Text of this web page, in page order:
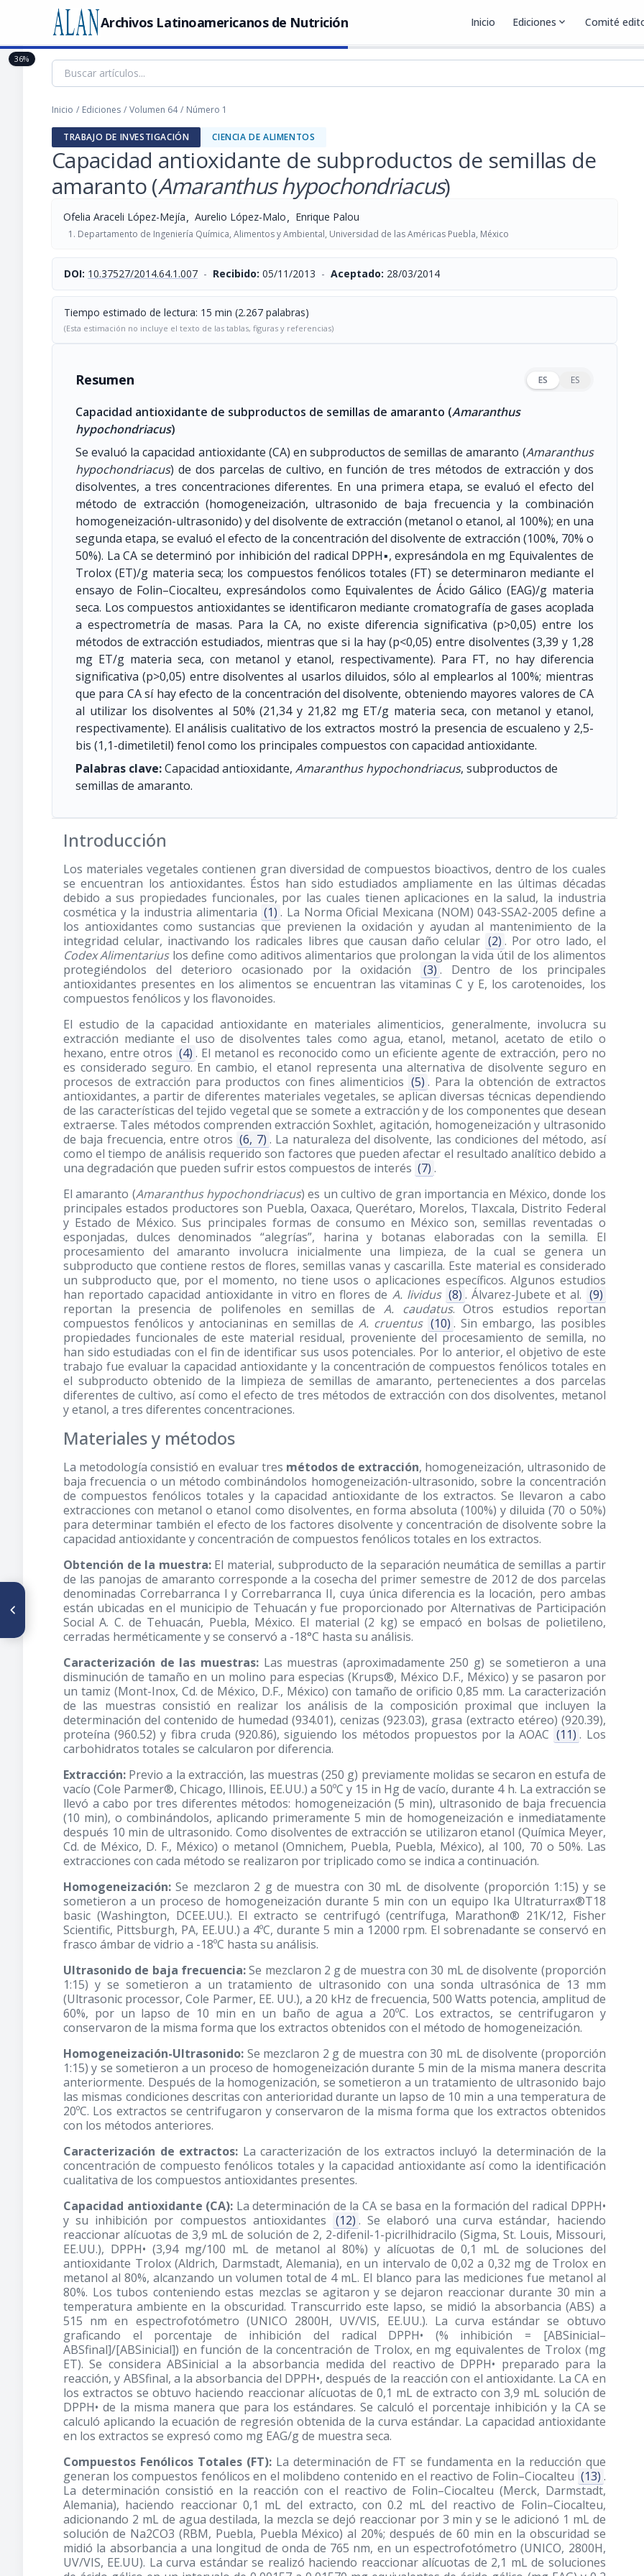
Archivos Latinoamericanos de Nutrición Inicio Ediciones expand_more Comité
Inicio / Ediciones / Volumen 64 / Número 1
TRABAJO DE INVESTIGACIÓN CIENCIA DE ALIMENTOS
Capacidad antioxidante de subproductos de semillas de
amaranto (Amaranthus hypochondriacus)
Ofelia Araceli López-Mejía, Aurelio López-Malo, Enrique Palou
Departamento de Ingeniería Química, Alimentos y Ambiental, Universidad de las Américas Puebla, México
DOI: 10.37527/2014.64.1.007 - Recibido: 05/11/2013 - Aceptado: 28/03/2014
Tiempo estimado de lectura: 15 min (2.267 palabras)
(Esta estimación no incluye el texto de las tablas, figuras y referencias)
Resumen ES ES
Capacidad antioxidante de subproductos de semillas de amaranto (Amaranthus
hypochondriacus)
Se evaluó la capacidad antioxidante (CA) en subproductos de semillas de amaranto (Amaranthus
hypochondriacus) de dos parcelas de cultivo, en función de tres métodos de extracción y dos
disolventes, a tres concentraciones diferentes. En una primera etapa, se evaluó el efecto del
método de extracción (homogeneización, ultrasonido de baja frecuencia y la combinación
homogeneización-ultrasonido) y del disolvente de extracción (metanol o etanol, al 100%); en una
segunda etapa, se evaluó el efecto de la concentración del disolvente de extracción (100%, 70% o
50%). La CA se determinó por inhibición del radical DPPH▪, expresándola en mg Equivalentes de
Trolox (ET)/g materia seca; los compuestos fenólicos totales (FT) se determinaron mediante el
ensayo de Folin–Ciocalteu, expresándolos como Equivalentes de Ácido Gálico (EAG)/g materia
seca. Los compuestos antioxidantes se identificaron mediante cromatografía de gases acoplada
a espectrometría de masas. Para la CA, no existe diferencia significativa (p>0,05) entre los
métodos de extracción estudiados, mientras que si la hay (p<0,05) entre disolventes (3,39 y 1,28
mg ET/g materia seca, con metanol y etanol, respectivamente). Para FT, no hay diferencia
significativa (p>0,05) entre disolventes al usarlos diluidos, sólo al emplearlos al 100%; mientras
que para CA sí hay efecto de la concentración del disolvente, obteniendo mayores valores de CA
al utilizar los disolventes al 50% (21,34 y 21,82 mg ET/g materia seca, con metanol y etanol,
respectivamente). El análisis cualitativo de los extractos mostró la presencia de escualeno y 2,5-
bis (1,1-dimetiletil) fenol como los principales compuestos con capacidad antioxidante.
Palabras clave:Capacidad antioxidante, Amaranthus hypochondriacus, subproductos de
semillas de amaranto.
Introducción
Los materiales vegetales contienen gran diversidad de compuestos bioactivos, dentro de los cuales
se encuentran los antioxidantes. Éstos han sido estudiados ampliamente en las últimas décadas
debido a sus propiedades funcionales, por las cuales tienen aplicaciones en la salud, la industria
cosmética y la industria alimentaria (1) . La Norma Oficial Mexicana (NOM) 043-SSA2-2005 define a
los antioxidantes como sustancias que previenen la oxidación y ayudan al mantenimiento de la
integridad celular, inactivando los radicales libres que causan daño celular (2) . Por otro lado, el
Codex Alimentariuslos define como aditivos alimentarios que prolongan la vida útil de los alimentos
protegiéndolos del deterioro ocasionado por la oxidación
(3) . Dentro de los principales
antioxidantes presentes en los alimentos se encuentran las vitaminas C y E, los carotenoides, los
compuestos fenólicos y los flavonoides.
El estudio de la capacidad antioxidante en materiales alimenticios, generalmente, involucra su
extracción mediante el uso de disolventes tales como agua, etanol, metanol, acetato de etilo o
hexano, entre otros (4) . El metanol es reconocido como un eficiente agente de extracción, pero no
es considerado seguro. En cambio, el etanol representa una alternativa de disolvente seguro en
procesos de extracción para productos con fines alimenticios (5) . Para la obtención de extractos
antioxidantes, a partir de diferentes materiales vegetales, se aplican diversas técnicas dependiendo
de las características del tejido vegetal que se somete a extracción y de los componentes que desean
extraerse. Tales métodos comprenden extracción Soxhlet, agitación, homogeneización y ultrasonido
de baja frecuencia, entre otros (6, 7) . La naturaleza del disolvente, las condiciones del método, así
como el tiempo de análisis requerido son factores que pueden afectar el resultado analítico debido a
una degradación que pueden sufrir estos compuestos de interés (7) .
El amaranto (Amaranthus hypochondriacus) es un cultivo de gran importancia en México, donde los
principales estados productores son Puebla, Oaxaca, Querétaro, Morelos, Tlaxcala, Distrito Federal
y Estado de México. Sus principales formas de consumo en México son, semillas reventadas o
esponjadas, dulces denominados “alegrías”, harina y botanas elaboradas con la semilla. El
procesamiento del amaranto involucra inicialmente una limpieza, de la cual se genera un
subproducto que contiene restos de flores, semillas vanas y cascarilla. Este material es considerado
un subproducto que, por el momento, no tiene usos o aplicaciones específicos. Algunos estudios
han reportado capacidad antioxidante in vitro en flores de A. lividus (8) . Álvarez-Jubete et al. (9)
reportan la presencia de polifenoles en semillas deA. caudatus. Otros estudios reportan
compuestos fenólicos y antocianinas en semillas de A. cruentus (10) . Sin embargo, las posibles
propiedades funcionales de este material residual, proveniente del procesamiento de semilla, no
han sido estudiadas con el fin de identificar sus usos potenciales. Por lo anterior, el objetivo de este
trabajo fue evaluar la capacidad antioxidante y la concentración de compuestos fenólicos totales en
el subproducto obtenido de la limpieza de semillas de amaranto, pertenecientes a dos parcelas
diferentes de cultivo, así como el efecto de tres métodos de extracción con dos disolventes, metanol
y etanol, a tres diferentes concentraciones.
Materiales y métodos
La metodología consistió en evaluar tres métodos de extracción, homogeneización, ultrasonido de
baja frecuencia o un método combinándolos homogeneización-ultrasonido, sobre la concentración
de compuestos fenólicos totales y la capacidad antioxidante de los extractos. Se llevaron a cabo
extracciones con metanol o etanol como disolventes, en forma absoluta (100%) y diluida (70 o 50%)
para determinar también el efecto de los factores disolvente y concentración de disolvente sobre la
capacidad antioxidante y concentración de compuestos fenólicos totales en los extractos.
Obtención de la muestra:El material, subproducto de la separación neumática de semillas a partir
de las panojas de amaranto corresponde a la cosecha del primer semestre de 2012 de dos parcelas
denominadas Correbarranca I y Correbarranca II, cuya única diferencia es la locación, pero ambas
están ubicadas en el municipio de Tehuacán y fue proporcionado por Alternativas de Participación
Social A. C. de Tehuacán, Puebla, México. El material (2 kg) se empacó en bolsas de polietileno,
cerradas herméticamente y se conservó a -18°C hasta su análisis.
Caracterización de las muestras:Las muestras (aproximadamente 250 g) se sometieron a una
disminución de tamaño en un molino para especias (Krups®, México D.F., México) y se pasaron por
un tamiz (Mont-Inox, Cd. de México, D.F., México) con tamaño de orificio 0,85 mm. La caracterización
de las muestras consistió en realizar los análisis de la composición proximal que incluyen la
determinación del contenido de humedad (934.01), cenizas (923.03), grasa (extracto etéreo) (920.39),
proteína (960.52) y fibra cruda (920.86), siguiendo los métodos propuestos por la AOAC (11) . Los
carbohidratos totales se calcularon por diferencia.
Extracción: Previo a la extracción, las muestras (250 g) previamente molidas se secaron en estufa de
vacío (Cole Parmer®, Chicago, Illinois, EE.UU.) a 50ºC y 15 in Hg de vacío, durante 4 h. La extracción se
llevó a cabo por tres diferentes métodos: homogeneización (5 min), ultrasonido de baja frecuencia
(10 min), o combinándolos, aplicando primeramente 5 min de homogeneización e inmediatamente
después 10 min de ultrasonido. Como disolventes de extracción se utilizaron etanol (Química Meyer,
Cd. de México, D. F., México) o metanol (Omnichem, Puebla, Puebla, México), al 100, 70 o 50%. Las
extracciones con cada método se realizaron por triplicado como se indica a continuación.
Homogeneización: Se mezclaron 2 g de muestra con 30 mL de disolvente (proporción 1:15) y se
sometieron a un proceso de homogeneización durante 5 min con un equipo Ika Ultraturrax®T18
basic (Washington, DCEE.UU.). El extracto se centrifugó (centrífuga, Marathon® 21K/12, Fisher
Scientific, Pittsburgh, PA, EE.UU.) a 4ºC, durante 5 min a 12000 rpm. El sobrenadante se conservó en
frasco ámbar de vidrio a -18ºC hasta su análisis.
Ultrasonido de baja frecuencia:Se mezclaron 2 g de muestra con 30 mL de disolvente (proporción
1:15) y se sometieron a un tratamiento de ultrasonido con una sonda ultrasónica de 13 mm
(Ultrasonic processor, Cole Parmer, EE. UU.), a 20 kHz de frecuencia, 500 Watts potencia, amplitud de
60%, por un lapso de 10 min en un baño de agua a 20ºC. Los extractos, se centrifugaron y
conservaron de la misma forma que los extractos obtenidos con el método de homogeneización.
Homogeneización-Ultrasonido: Se mezclaron 2 g de muestra con 30 mL de disolvente (proporción
1:15) y se sometieron a un proceso de homogeneización durante 5 min de la misma manera descrita
anteriormente. Después de la homogenización, se sometieron a un tratamiento de ultrasonido bajo
las mismas condiciones descritas con anterioridad durante un lapso de 10 min a una temperatura de
20ºC. Los extractos se centrifugaron y conservaron de la misma forma que los extractos obtenidos
con los métodos anteriores.
Caracterización de extractos: La caracterización de los extractos incluyó la determinación de la
concentración de compuesto fenólicos totales y la capacidad antioxidante así como la identificación
cualitativa de los compuestos antioxidantes presentes.
Capacidad antioxidante (CA): La determinación de la CA se basa en la formación del radical DPPH•
y su inhibición por compuestos antioxidantes
(12) . Se elaboró una curva estándar, haciendo
reaccionar alícuotas de 3,9 mL de solución de 2, 2-difenil-1-picrilhidracilo (Sigma, St. Louis, Missouri,
EE.UU.), DPPH• (3,94 mg/100 mL de metanol al 80%) y alícuotas de 0,1 mL de soluciones del
antioxidante Trolox (Aldrich, Darmstadt, Alemania), en un intervalo de 0,02 a 0,32 mg de Trolox en
metanol al 80%, alcanzando un volumen total de 4 mL. El blanco para las mediciones fue metanol al
80%. Los tubos conteniendo estas mezclas se agitaron y se dejaron reaccionar durante 30 min a
temperatura ambiente en la obscuridad. Transcurrido este lapso, se midió la absorbancia (ABS) a
515 nm en espectrofotómetro (UNICO 2800H, UV/VIS, EE.UU.). La curva estándar se obtuvo
graficando el porcentaje de inhibición del radical DPPH• (% inhibición = [ABSinicial–
ABSfinal]/[ABSinicial]) en función de la concentración de Trolox, en mg equivalentes de Trolox (mg
ET). Se considera ABSinicial a la absorbancia medida del reactivo de DPPH• preparado para la
reacción, y ABSfinal, a la absorbancia del DPPH•, después de la reacción con el antioxidante. La CA en
los extractos se obtuvo haciendo reaccionar alícuotas de 0,1 mL de extracto con 3,9 mL solución de
DPPH• de la misma manera que para los estándares. Se calculó el porcentaje inhibición y la CA se
calculó aplicando la ecuación de regresión obtenida de la curva estándar. La capacidad antioxidante
en los extractos se expresó como mg EAG/g de muestra seca.
Compuestos Fenólicos Totales (FT):La determinación de FT se fundamenta en la reducción que
generan los compuestos fenólicos en el molibdeno contenido en el reactivo de Folin–Ciocalteu (13) .
La determinación consistió en la reacción con el reactivo de Folin–Ciocalteu (Merck, Darmstadt,
Alemania), haciendo reaccionar 0,1 mL del extracto, con 0.2 mL del reactivo de Folin–Ciocalteu,
adicionando 2 mL de agua destilada, la mezcla se dejó reaccionar por 3 min y se le adicionó 1 mL de
solución de Na2CO3 (RBM, Puebla, Puebla México) al 20%; después de 60 min en la obscuridad se
midió la absorbancia a una longitud de onda de 765 nm, en un espectrofotómetro (UNICO, 2800H,
UV/VIS, EE.UU). La curva estándar se realizó haciendo reaccionar alícuotas de 2,1 mL de soluciones
36%
ARTÍCULO ANTERIOR
Niveles de Ocratoxina A y
Aflatoxinas totales en cafés de
exportación de Panamá por
un método de ELISA